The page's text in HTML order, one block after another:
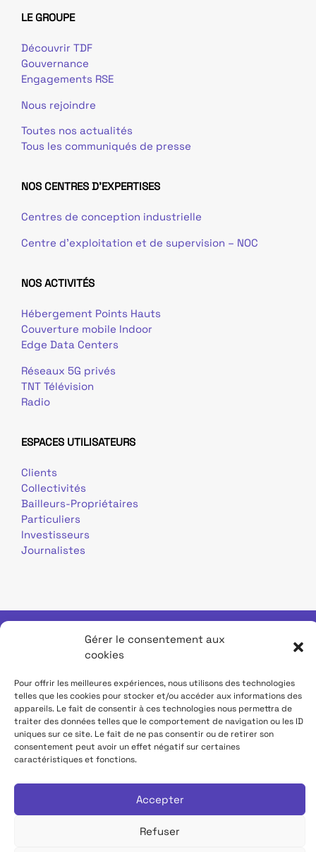
Gérer le consentement aux
cookies
Pour offrir les meilleures expériences, nous utilisons des technologies
telles que les cookies pour stocker et/ou accéder aux informations des
appareils. Le fait de consentir à ces technologies nous permettra de
traiter des données telles que le comportement de navigation ou les ID
uniques sur ce site. Le fait de ne pas consentir ou de retirer son
consentement peut avoir un effet négatif sur certaines
caractéristiques et fonctions.
Accepter
Refuser
LE GROUPE
Découvrir TDF
Gouvernance
Engagements RSE
Nous rejoindre
Toutes nos actualités
Tous les communiqués de presse
NOS CENTRES D'EXPERTISES
Centres de conception industrielle
Centre d’exploitation et de supervision – NOC
NOS ACTIVITÉS
Hébergement Points Hauts
Couverture mobile Indoor
Edge Data Centers
Réseaux 5G privés
TNT Télévision
Radio
ESPACES UTILISATEURS
Clients
Collectivités
Bailleurs-Propriétaires
Particuliers
Investisseurs
Journalistes
Mentions légales
Contact Site TDF Infrastructure
Déclaration d'accessibilité
Tous droits réservés TDF